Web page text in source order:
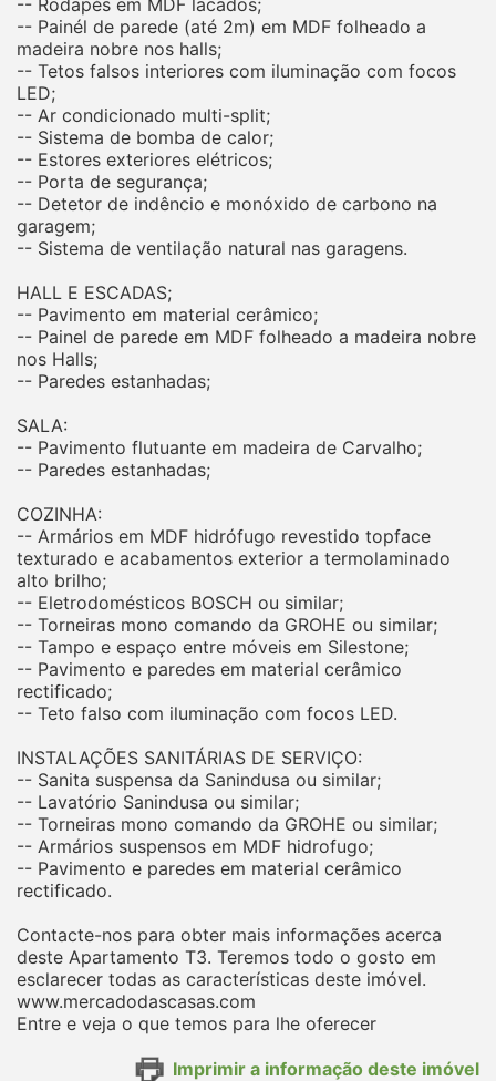
-- Rodapés em MDF lacados;
-- Painél de parede (até 2m) em MDF folheado a
madeira nobre nos halls;
-- Tetos falsos interiores com iluminação com focos
LED;
-- Ar condicionado multi-split;
-- Sistema de bomba de calor;
-- Estores exteriores elétricos;
-- Porta de segurança;
-- Detetor de indêncio e monóxido de carbono na
garagem;
-- Sistema de ventilação natural nas garagens.
HALL E ESCADAS;
-- Pavimento em material cerâmico;
-- Painel de parede em MDF folheado a madeira nobre
nos Halls;
-- Paredes estanhadas;
SALA:
-- Pavimento flutuante em madeira de Carvalho;
-- Paredes estanhadas;
COZINHA:
-- Armários em MDF hidrófugo revestido topface
texturado e acabamentos exterior a termolaminado
alto brilho;
-- Eletrodomésticos BOSCH ou similar;
-- Torneiras mono comando da GROHE ou similar;
-- Tampo e espaço entre móveis em Silestone;
-- Pavimento e paredes em material cerâmico
rectificado;
-- Teto falso com iluminação com focos LED.
INSTALAÇÕES SANITÁRIAS DE SERVIÇO:
-- Sanita suspensa da Sanindusa ou similar;
-- Lavatório Sanindusa ou similar;
-- Torneiras mono comando da GROHE ou similar;
-- Armários suspensos em MDF hidrofugo;
-- Pavimento e paredes em material cerâmico
rectificado.
Contacte-nos para obter mais informações acerca
deste Apartamento T3. Teremos todo o gosto em
esclarecer todas as características deste imóvel.
www.mercadodascasas.com
Entre e veja o que temos para lhe oferecer
Imprimir a informação deste imóvel